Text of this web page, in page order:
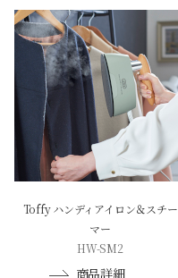
Toffy ハンディアイロン＆スチー
マー
HW-SM2
商品詳細